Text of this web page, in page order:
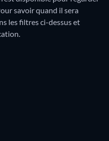
savoir quand il sera
les filtres ci-dessus et